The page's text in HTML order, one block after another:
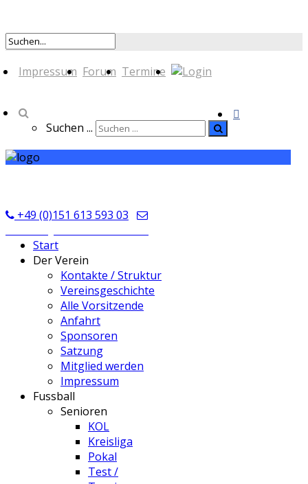
Impressum Forum Termine
Suchen ...
+49 (0)151 613 593 03
Start
Der Verein
Kontakte / Struktur
Vereinsgeschichte
Alle Vorsitzende
Anfahrt
Sponsoren
Satzung
Mitglied werden
Impressum
Fussball
Senioren
KOL
Kreisliga
Pokal
Test /